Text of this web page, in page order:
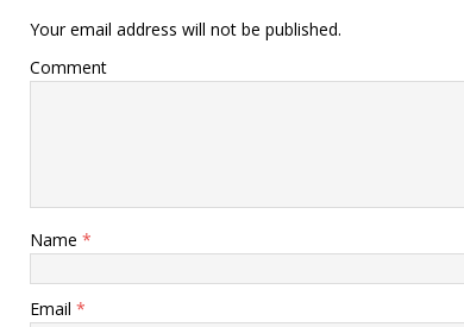
Your email address will not be published.
Comment
Name *
Email *